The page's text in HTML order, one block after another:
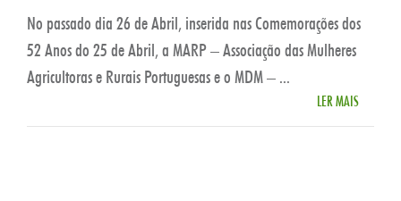
No passado dia 26 de Abril, inserida nas Comemorações dos
52 Anos do 25 de Abril, a MARP – Associação das Mulheres
Agricultoras e Rurais Portuguesas e o MDM – ...
LER MAIS